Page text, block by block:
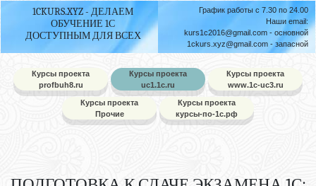
1CKURS.XYZ - ДЕЛАЕМ
ОБУЧЕНИЕ 1С
ДОСТУПНЫМ ДЛЯ ВСЕХ
График работы с 7.30 по 24.00
Наши email:
kurs1c2016@gmail.com - основной
1ckurs.xyz@gmail.com - запасной
Курсы проекта
profbuh8.ru
Курсы проекта
uc1.1c.ru
Курсы проекта
www.1c-uc3.ru
Курсы проекта
Прочие
Курсы проекта
курсы-по-1с.рф